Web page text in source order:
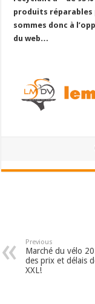
produits
sommes donc à
du web…
Previous
Marché du vélo
des prix et délais
XXL!